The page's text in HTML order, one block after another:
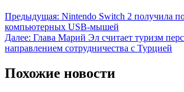
Предыдущая: Nintendo Switch 2 получила
компьютерных USB-мышей
Далее: Глава Марий Эл считает туризм
направлением сотрудничества с Турцией
Похожие новости